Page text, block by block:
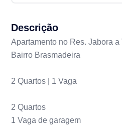
Descrição
Apartamento no Res. Jabora a
Bairro Brasmadeira
2 Quartos | 1 Vaga
2 Quartos
1 Vaga de garagem